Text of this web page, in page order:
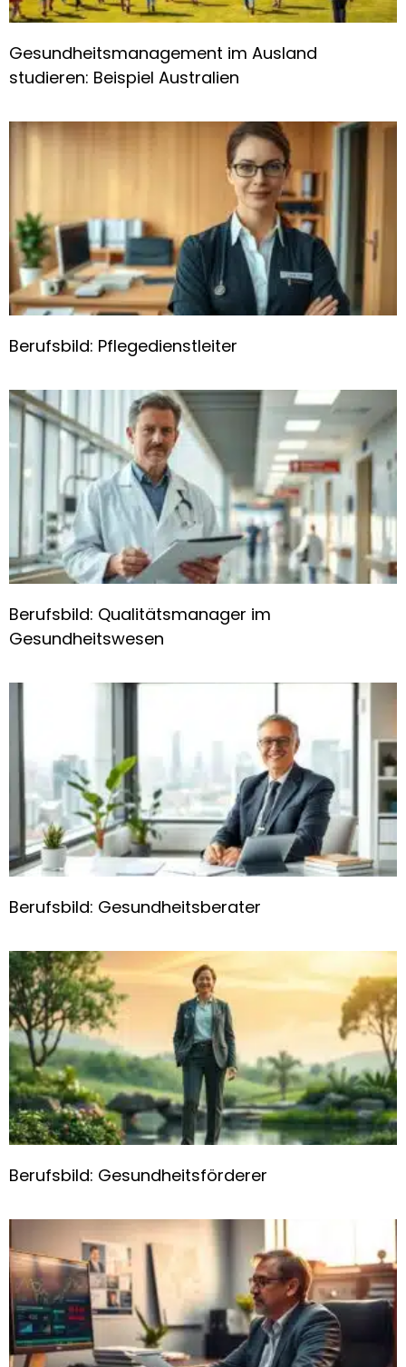
Gesundheitsmanagement im Ausland
studieren: Beispiel Australien
Berufsbild: Pflegedienstleiter
Berufsbild: Qualitätsmanager im
Gesundheitswesen
Berufsbild: Gesundheitsberater
Berufsbild: Gesundheitsförderer